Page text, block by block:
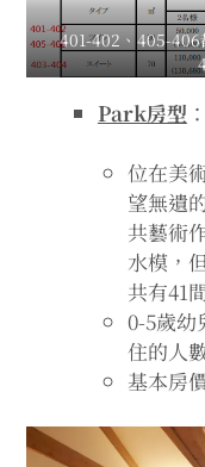
401-402、405-
Park房型 ：
位在美
望無遺
共藝術
水模，
共有41
0-5歲幼
住的人
基本房